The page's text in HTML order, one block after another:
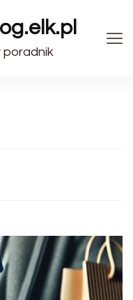
poradnik